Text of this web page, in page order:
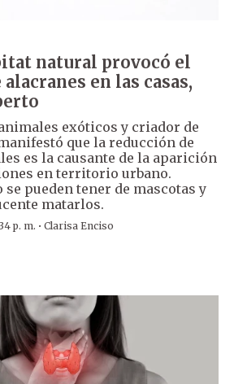
natural provocó el
en las casas,
exóticos y criador de
que la reducción de
es la causante de la aparición
en territorio urbano.
se pueden tener de mascotas y
matarlos.
p. m. ·Clarisa Enciso